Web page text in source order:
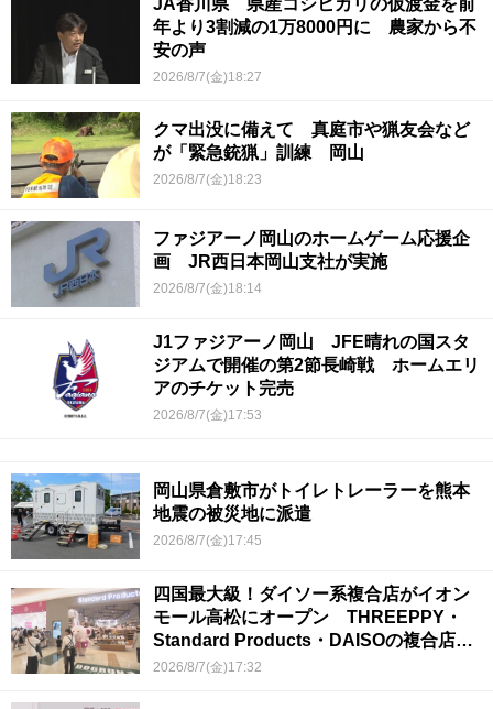
年より3割減の1万8000円に 農家から不
安の声
2026/8/7(金)18:27
クマ出没に備えて 真庭市や猟友会など
が「緊急銃猟」訓練 岡山
2026/8/7(金)18:23
ファジアーノ岡山のホームゲーム応援企
画 JR西日本岡山支社が実施
2026/8/7(金)18:14
J1ファジアーノ岡山 JFE晴れの国スタ
ジアムで開催の第2節長崎戦 ホームエリ
アのチケット完売
2026/8/7(金)17:53
岡山県倉敷市がトイレトレーラーを熊本
地震の被災地に派遣
2026/8/7(金)17:45
四国最大級！ダイソー系複合店がイオン
モール高松にオープン THREEPPY・
Standard Products・DAISOの複合店は
香川県初
2026/8/7(金)17:32